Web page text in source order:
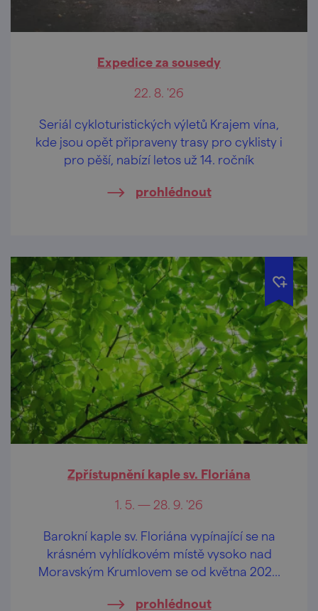
Expedice za sousedy
22. 8. '26
Seriál cykloturistických výletů Krajem vína,
kde jsou opět připraveny trasy pro cyklisty i
pro pěší, nabízí letos už 14. ročník
prohlédnout
Zpřístupnění kaple sv. Floriána
1. 5. — 28. 9. '26
Barokní kaple sv. Floriána vypínající se na
krásném vyhlídkovém místě vysoko nad
Moravským Krumlovem se od května 2026
prohlédnout